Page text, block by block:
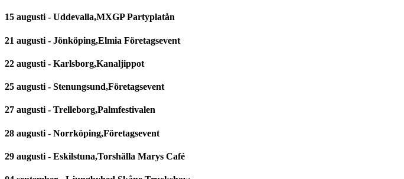
15 augusti - Uddevalla,MXGP Partyplatån
21 augusti - Jönköping,Elmia Företagsevent
22 augusti - Karlsborg,Kanaljippot
25 augusti - Stenungsund,Företagsevent
27 augusti - Trelleborg,Palmfestivalen
28 augusti - Norrköping,Företagsevent
29 augusti - Eskilstuna,Torshälla Marys Café